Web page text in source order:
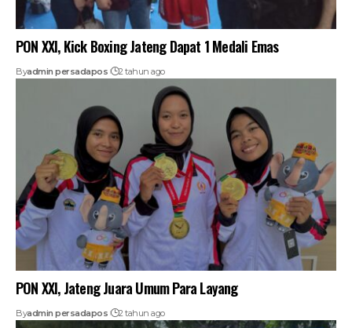
PON XXI, Kick Boxing Jateng Dapat 1 Medali Emas
Byadmin persadapos 2 tahun ago
PON XXI, Jateng Juara Umum Para Layang
Byadmin persadapos 2 tahun ago